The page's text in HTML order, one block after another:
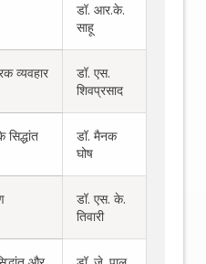
डॉ. आर.के.
साहू
व्यवहार
डॉ. एस.
शिवप्रसाद
सिद्धांत
डॉ. मैनक
घोष
डॉ. एस. के.
तिवारी